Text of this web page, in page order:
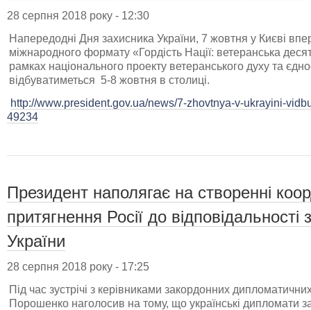
28 серпня 2018 року - 12:30
Напередодні Дня захисника України, 7 жовтня у Києві
міжнародного формату «Гордість Нації: ветеранська
рамках національного проекту ветеранського духу та
відбуватиметься 5-8 жовтня в столиці.
http://www.president.gov.ua/news/7-zhovtnya-v-ukrayini-
49234
Президент наполягає на створенні
притягнення Росії до відповідальності
України
28 серпня 2018 року - 17:25
Під час зустрічі з керівниками закордонних
Порошенко наголосив на тому, що українські дипломати